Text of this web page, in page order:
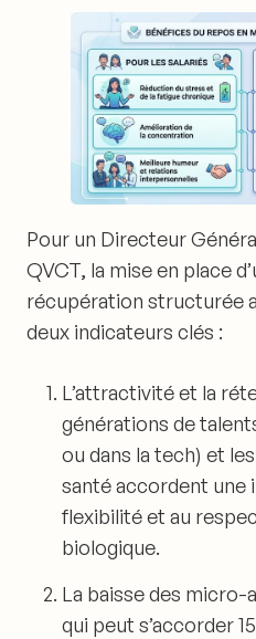
Pour un Directeur
QVCT, la mise en place
récupération structurée
deux indicateurs clés :
L’attractivité et la
générations de
ou dans la tech) et
santé accordent une
flexibilité et au
biologique.
La baisse des
qui peut s’accorder